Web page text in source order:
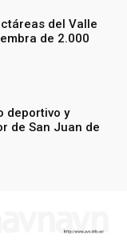
del Valle
de 2.000
deportivo y
de San Juan de